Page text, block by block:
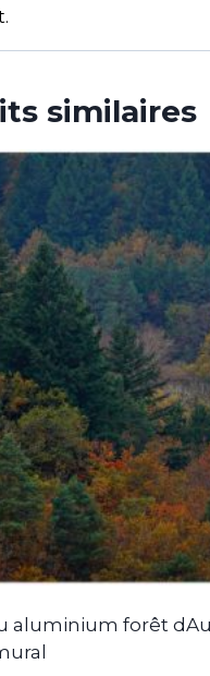
similaires
aluminium forêt